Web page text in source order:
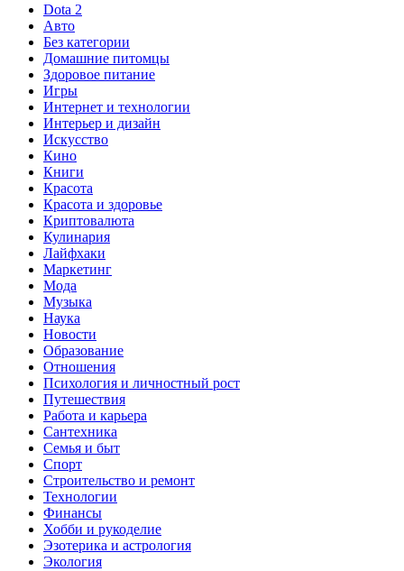
Dota 2
Авто
Без категории
Домашние питомцы
Здоровое питание
Игры
Интернет и технологии
Интерьер и дизайн
Искусство
Кино
Книги
Красота
Красота и здоровье
Криптовалюта
Кулинария
Лайфхаки
Маркетинг
Мода
Музыка
Наука
Новости
Образование
Отношения
Психология и личностный рост
Путешествия
Работа и карьера
Сантехника
Семья и быт
Спорт
Строительство и ремонт
Технологии
Финансы
Хобби и рукоделие
Эзотерика и астрология
Экология